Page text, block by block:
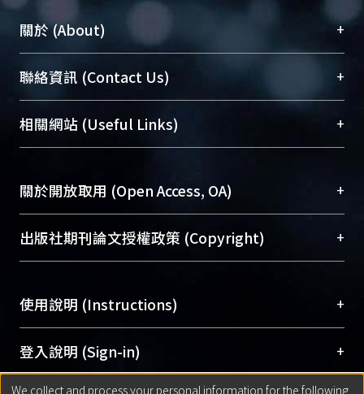
關於 (About) +
臺大位居世界頂尖大學之列，為永久珍藏及向國際
展現本校豐碩的研究成果及學術能量，圖書館整合
機構典藏（NTUR）與學術庫（AH）不同功能平
台，成為臺大學術典藏NTU scholars。期能整合研
成果。
To permanently archive and promote researcher
profiles and scholarly works, Library integrates the
services of “NTU Repository” with “Academic
聯絡資訊 (Contact Us) +
總館學科館員(Main Library)
醫學圖書館學科館員(Medical Library)
Sciences Library)
相關網站 (Useful Links) +
關於開放取用 (Open Access, OA) +
開放取用是從使用者角度提升資訊取用性的社會運
動，應用在學術研究上是透過將研究著作公開供使
用逐年攀升。同時可加速研究發展、提升研究影響
Archive）平台。 （點選深入了解OA）
出版社期刊論文授權政策 (Copyright) +
含部分內容的版權非匯入者所有，或由第三方贊
助與合作完成，請確認該版權所有者及第三方同
意提供此授權。
Please represent that the submission is your
original work, and that you have the right to
使用說明 (Instructions) +
網站簡介(Quickstart Guide)
使用手冊(Instruction Manual)
登入說明 (Sign-in) +
We collect and process your personal information for the following